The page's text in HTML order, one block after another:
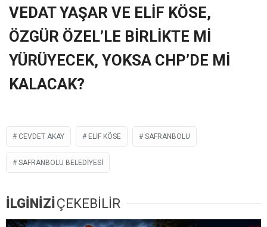
VEDAT YAŞAR VE ELİF KÖSE,
ÖZGÜR ÖZEL’LE BİRLİKTE Mİ
YÜRÜYECEK, YOKSA CHP’DE Mİ
KALACAK?
CEVDET AKAY ELIF KÖSE SAFRANBOLU
SAFRANBOLU BELEDIYESI
İLGİNİZİÇEKEBİLİR